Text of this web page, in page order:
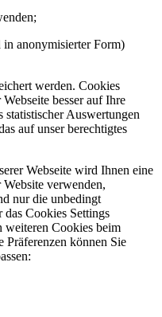
anonymisierter Form)
werden. Cookies
besser auf Ihre
statistischer Auswertungen
auf unser berechtigtes
Webseite wird Ihnen eine
verwenden,
nur die unbedingt
Cookies Settings
weiteren Cookies beim
Präferenzen können Sie